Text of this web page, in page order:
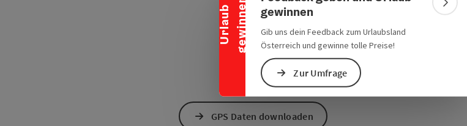
U
r
l
a
u
b
g
e
w
i
n
n
e n
gewinnen
Gib uns dein Feedback zum Urlaubsland
Österreich und gewinne tolle Preise!
Zur Umfrage
GPS Daten downloaden